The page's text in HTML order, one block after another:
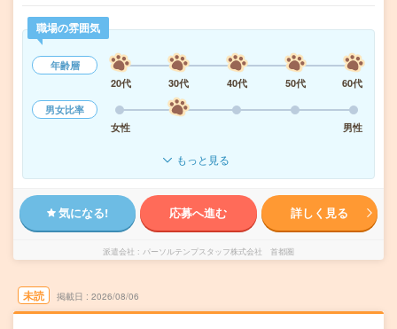
職場の雰囲気
年齢層
20代
30代 40代 50代
60代
男女比率
女性
男性
もっと見る
気になる! 応募へ進む 詳しく見る
派遣会社 パーソルテンプスタッフ株式会社 首都圏
未読 掲載日 2026/08/06